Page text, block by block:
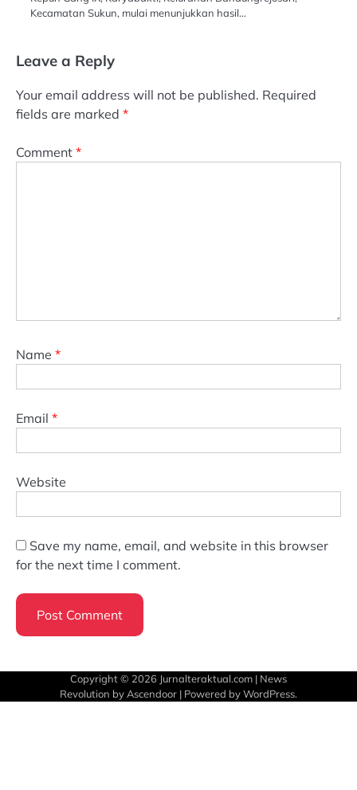
Kecamatan Sukun, mulai menunjukkan hasil…
Leave a Reply
Your email address will not be published. Required
fields are marked *
Comment *
Name *
Email *
Website
Save my name, email, and website in this browser
for the next time I comment.
Copyright © 2026 Jurnalteraktual.com | News
Revolution byAscendoor | Powered byWordPress.